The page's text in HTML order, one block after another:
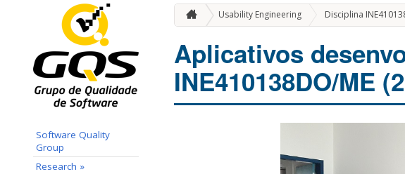
Software Quality
Group
Research »
Usability Engineering Disciplina
Aplicativos
INE410138DO/ME